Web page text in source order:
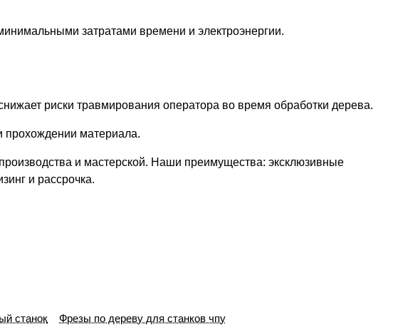
затратами времени и электроэнергии.
риски травмирования оператора во время обработки дерева.
прохождении материала.
и мастерской. Наши преимущества: эксклюзивные
и рассрочка.
станок Фрезы по дереву для станков чпу